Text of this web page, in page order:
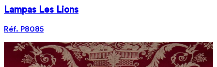
Lampas Les Lions
Réf. P8085